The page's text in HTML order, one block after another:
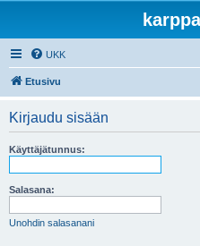
UKK
Etusivu
Kirjaudu sisään
Käyttäjätunnus:
Salasana:
Unohdin salasanani